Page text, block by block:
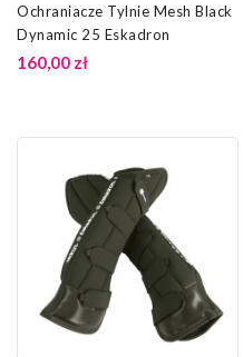
Ochraniacze Tylnie Mesh Black
Dynamic 25 Eskadron
160,00 zł